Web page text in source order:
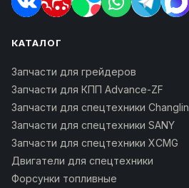
КАТАЛОГ
Запчасти для грейдеров
Запчасти для КПП Advance-ZF
Запчасти для спецтехники Changlin
Запчасти для спецтехники SANY
Запчасти для спецтехники XCMG
Двигатели для спецтехники
Форсунки топливные